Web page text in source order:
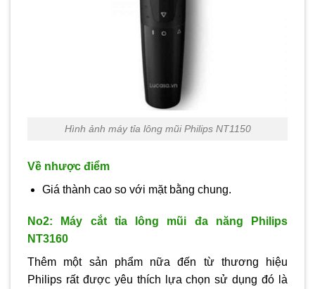
Hình ảnh máy tỉa lông mũi Philips NT1150
Về nhược điểm
Giá thành cao so với mặt bằng chung.
No2: Máy cắt tỉa lông mũi đa năng Philips
NT3160
Thêm một sản phẩm nữa đến từ thương hiệu
Philips rất được yêu thích lựa chọn sử dụng đó là